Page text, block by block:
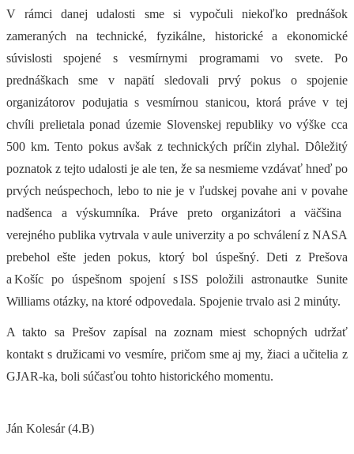
V rámci danej udalosti sme si vypočuli niekoľkoprednášok
zameraných na technické, fyzikálne, historické a ekonomické
súvislosti spojené s vesmírnymi programami vo svete. Po
prednáškach sme v napätí sledovali prvý pokus o spojenie
organizátorov podujatia s vesmírnou stanicou, ktorá práve v tej
chvíli prelietala ponad územieSlovenskej republiky vo výške cca
500 km.Tento pokus avšak z technických príčin zlyhal. Dôležitý
poznatok z tejto udalosti je ale ten, že sa nesmieme vzdávať hneď po
prvých neúspechoch, lebo to nie je v ľudskej povahe ani v povahe
nadšenca a výskumníka. Práve preto organizátori a väčšina
verejného publika vytrvala v aule univerzitya po schválení z NASA
prebehol ešte jeden pokus, ktorý bol úspešný. Deti z Prešova
a Košíc po úspešnom spojenísISS položili astronautke Sunite
Williams otázky, na ktoré odpovedala. Spojenie trvalo asi 2 minúty.
A takto sa Prešov zapísal na zoznam miest schopných udržať
kontakt s družicami vo vesmíre, pričom sme aj my, žiaci a učitelia z
GJAR-ka, boli súčasťou tohto historického momentu.
Ján Kolesár (4.B)